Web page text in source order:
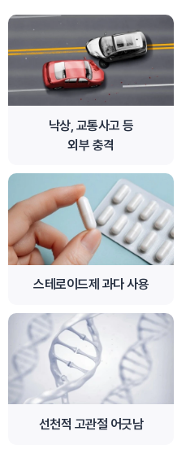
낙상, 교통사고 등
외부 충격
스테로이드제 과다 사용
선천적 고관절 어긋남